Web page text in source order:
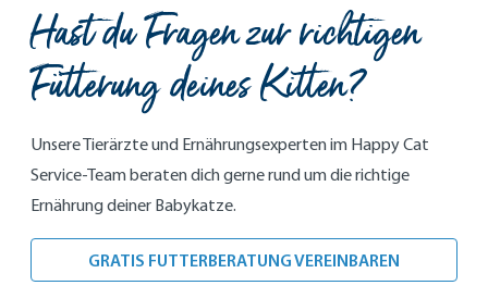
Hast du Fragen zur richtigen
Fütterung deines Kitten?
Unsere Tierärzte und Ernährungsexperten im Happy Cat
Service-Team beraten dich gerne rund um die richtige
Ernährung deiner Babykatze.
GRATIS FUTTERBERATUNG VEREINBAREN